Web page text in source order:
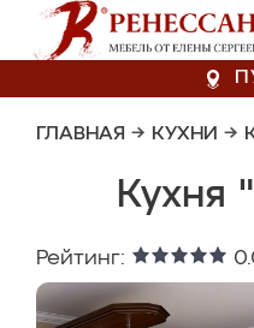
ГЛАВНАЯ → КУХНИ →
Кухня
Рейтинг: